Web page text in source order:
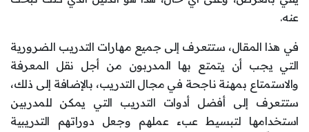
عنه.
في هذا المقال، ستتعرف إلى جميع مهارات التدريب الضرورية
التي يجب أن يتمتع بها المدربون من أجل نقل المعرفة
والاستمتاع بمهنة ناجحة في مجال التدريب، بالإضافة إلى ذلك،
ستتعرف إلى أفضل أدوات التدريب التي يمكن للمدربين
استخدامها لتبسيط عبء عملهم وجعل دوراتهم التدريبية